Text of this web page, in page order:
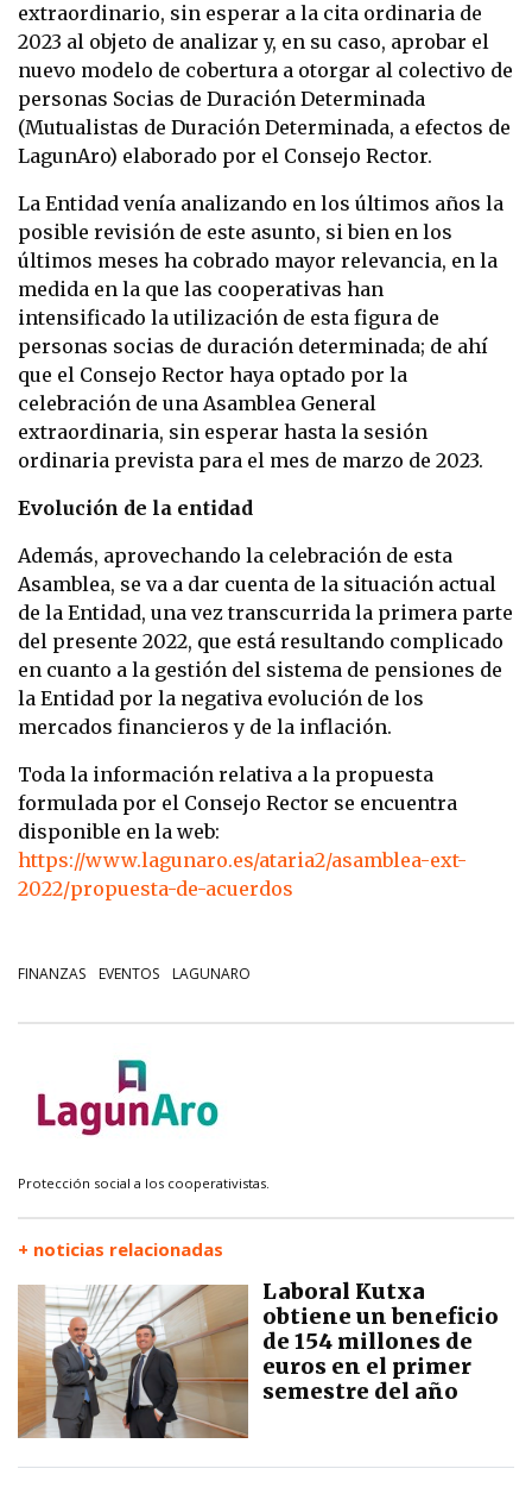
extraordinario, sin esperar a la cita ordinaria de
2023 al objeto de analizar y, en su caso, aprobar el
nuevo modelo de cobertura a otorgar al colectivo de
personas Socias de Duración Determinada
(Mutualistas de Duración Determinada, a efectos de
LagunAro) elaborado por el Consejo Rector.
La Entidad venía analizando en los últimos años la
posible revisión de este asunto, si bien en los
últimos meses ha cobrado mayor relevancia, en la
medida en la que las cooperativas han
intensificado la utilización de esta figura de
personas socias de duración determinada; de ahí
que el Consejo Rector haya optado por la
celebración de una Asamblea General
extraordinaria, sin esperar hasta la sesión
ordinaria prevista para el mes de marzo de 2023.
Evolución de la entidad
Además, aprovechando la celebración de esta
Asamblea, se va a dar cuenta de la situación actual
de la Entidad, una vez transcurrida la primera parte
del presente 2022, que está resultando complicado
en cuanto a la gestión del sistema de pensiones de
la Entidad por la negativa evolución de los
mercados financieros y de la inflación.
Toda la información relativa a la propuesta
formulada por el Consejo Rector se encuentra
disponible en la web:
https://www.lagunaro.es/ataria2/asamblea-ext-
2022/propuesta-de-acuerdos
FINANZAS EVENTOS LAGUNARO
Protección social a los cooperativistas.
+ noticias relacionadas
Laboral Kutxa
obtiene un beneficio
de 154 millones de
euros en el primer
semestre del año